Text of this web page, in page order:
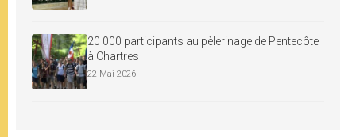
20 000 participants au pèlerinage de Pentecôte
à Chartres
22 Mai 2026